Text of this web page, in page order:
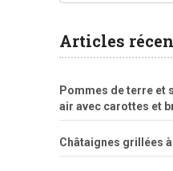
Articles
Pommes de terre et
air avec carottes et
Châtaignes grillées